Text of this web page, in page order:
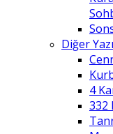
Diğer
4
332